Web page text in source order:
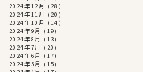
2024年12月 (28)
2024年11月 (20)
2024年10月 (14)
2024年9月 (19)
2024年8月 (13)
2024年7月 (20)
2024年6月 (17)
2024年5月 (15)